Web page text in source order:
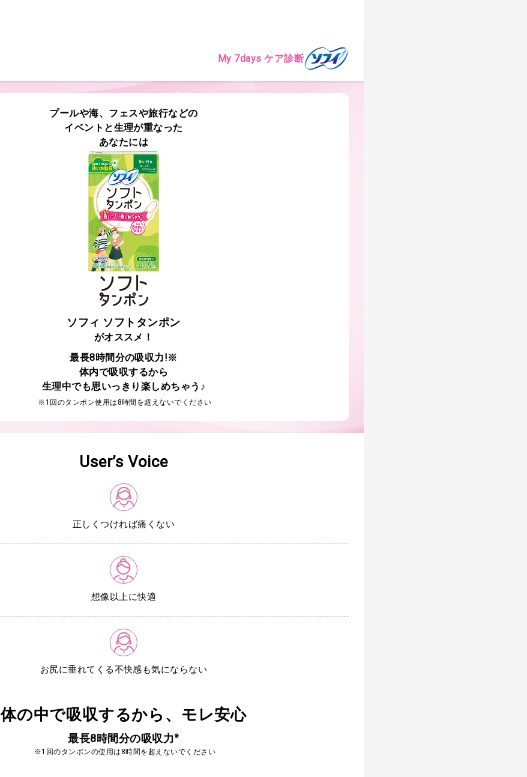
My 7days ケア診断
プールや海、フェスや旅行などの
イベントと生理が重なった
あなたには
ソフィ ソフトタンポン
がオススメ！
最長8時間分の吸収力!※
体内で吸収するから
生理中でも思いっきり楽しめちゃう♪
※1回のタンポン使用は8時間を超えないでください
User’s Voice
正しくつければ痛くない
想像以上に快適
お尻に垂れてくる不快感も気にならない
体の中で吸収するから、モレ安心
最長8時間分の吸収力※
※1回のタンポンの使用は8時間を超えないでください